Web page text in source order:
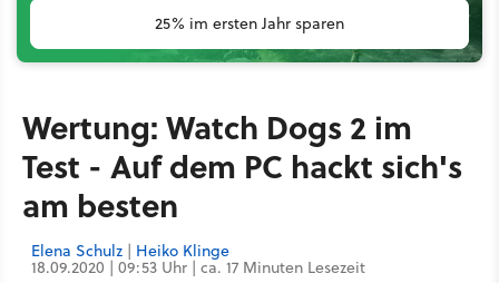
25% im ersten Jahr sparen
Wertung: Watch Dogs 2 im
Test - Auf dem PC hackt sich's
am besten
Elena Schulz | Heiko Klinge
18.09.2020 | 09:53 Uhr | ca. 17 Minuten Lesezeit